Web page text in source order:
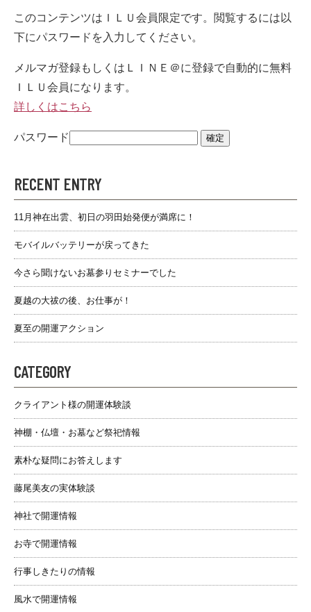
このコンテンツはＩＬＵ会員限定です。閲覧するには以
下にパスワードを入力してください。
メルマガ登録もしくはＬＩＮＥ＠に登録で自動的に無料
ＩＬＵ会員になります。
詳しくはこちら
パスワード
RECENT ENTRY
11月神在出雲、初日の羽田始発便が満席に！
モバイルバッテリーが戻ってきた
今さら聞けないお墓参りセミナーでした
夏越の大祓の後、お仕事が！
夏至の開運アクション
CATEGORY
クライアント様の開運体験談
神棚・仏壇・お墓など祭祀情報
素朴な疑問にお答えします
藤尾美友の実体験談
神社で開運情報
お寺で開運情報
行事しきたりの情報
風水で開運情報